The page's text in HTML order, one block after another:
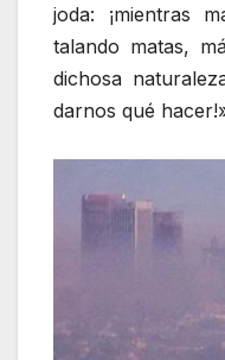
joda: ¡mientras
talando matas,
dichosa
darnos qué